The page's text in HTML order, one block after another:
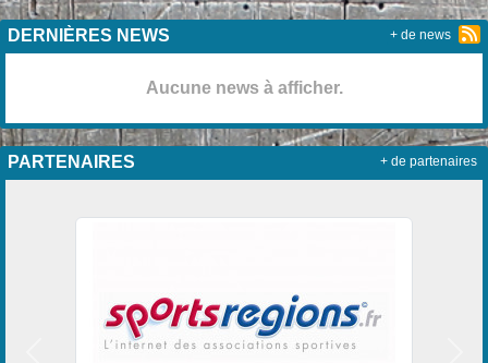
DERNIÈRES NEWS
Aucune news à afficher.
+ de news
PARTENAIRES + de partenaires